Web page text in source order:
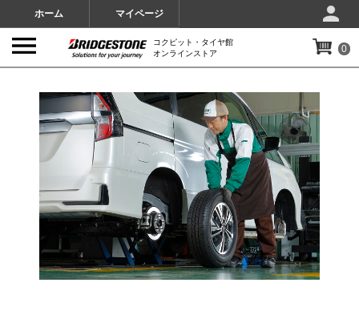
ホーム マイページ
コクピット・タイヤ館
オンラインストア
0